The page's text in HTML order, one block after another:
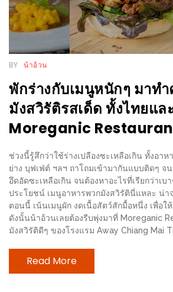
ติดต่อ
อ้วน
ติดต่อ
น้า
อ้วน
ชวน
คุย
นโยบาย
เป็น
ส่วน
BY น้าอ้วน
พักร่างกับเมนูหนักๆ มาท
มังสวิรัติรสเด็ด ทั้งไทยแล
Moreganic
ช่วงนี้รู้สึกว่าใช้ร่างเปลืองซะเหลือเกิน ทั้งอาห
ย่าง บุฟเฟ่ต์ ฯลฯ ถาโถมเข้ามากันแบบติดๆ จ
อึดอัดซะเหลือเกิน จนต้องหาอะไรที่เรียกว่าเบ
ประโยชน์ เมนูอาหารพวกมังสวิรัตินี่แหละ น่า
ตอนนี้ เน้นเมนูผัก งดเนื้อสัตว์สักมื้อหนึ่ง เพื่อใ
ดังนั้นน้าอ้วนเลยต้องรีบพุ่งมาที่ Moreganic
มังสวิรัติดีๆ ของโรงแรม Away Chiang Mai
Read More